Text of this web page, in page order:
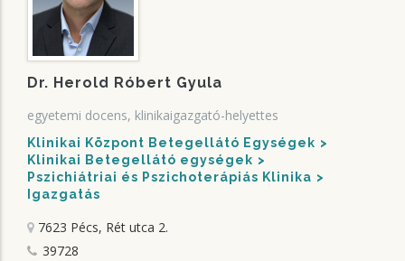
Dr. Herold Róbert Gyula
egyetemi docens, klinikaigazgató-helyettes
Klinikai Központ Betegellátó Egységek
Klinikai Betegellátó egységek
Pszichiátriai és Pszichoterápiás Klinika
Igazgatás
7623 Pécs, Rét utca 2.
39728